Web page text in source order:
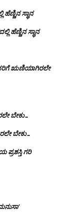
ಸ್ಥಾನ‌
ಹೆಣ್ಣಿನ ಸ್ಥಾನ‌
ಋಣಿಯಾಗಿರಲೇ
ಬೇಕು…
ಬೇಕು…
ಪ್ರಶಸ್ತಿ ಗರಿ